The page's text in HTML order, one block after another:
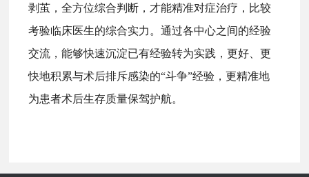
剥茧，全方位综合判断，才能精准对症治疗，比较
考验临床医生的综合实力。通过各中心之间的经验
交流，能够快速沉淀已有经验转为实践，更好、更
快地积累与术后排斥感染的“斗争”经验，更精准地
为患者术后生存质量保驾护航。